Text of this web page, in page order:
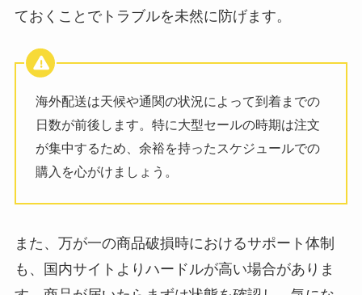
ておくことでトラブルを未然に防げます。
海外配送は天候や通関の状況によって到着までの
日数が前後します。特に大型セールの時期は注文
が集中するため、余裕を持ったスケジュールでの
購入を心がけましょう。
また、万が一の商品破損時におけるサポート体制
も、国内サイトよりハードルが高い場合がありま